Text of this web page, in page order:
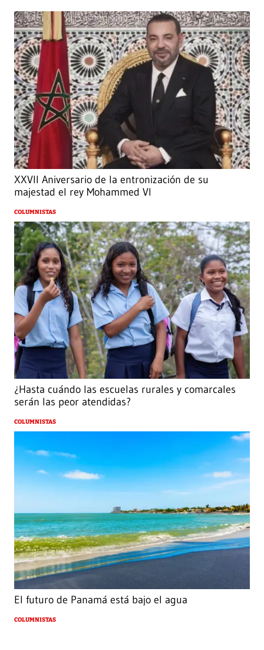
XXVII Aniversario de la entronización de su
majestad el rey Mohammed VI
COLUMNISTAS
¿Hasta cuándo las escuelas rurales y comarcales
serán las peor atendidas?
COLUMNISTAS
El futuro de Panamá está bajo el agua
COLUMNISTAS